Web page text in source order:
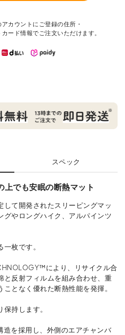
カウントにご登録の住所・
ード情報でご注文いただけます。
スペック
でも安眠の断熱マット
して開発されたスリーピングマッ
グやロングハイク、アルパインツ
枚です。
により、リサイクル合
と反射フィルムを組み合わせ、重
となく優れた断熱性能を発揮。
持します。
を採用し、外側のエアチャンバ